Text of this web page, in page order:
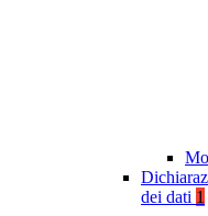
dei dati 1